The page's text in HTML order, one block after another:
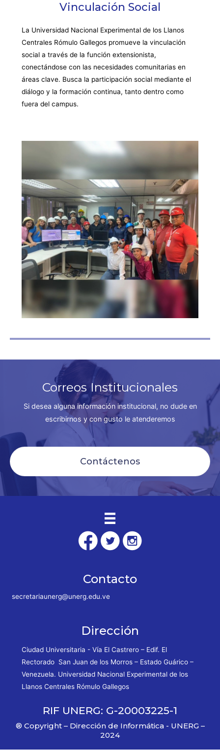
Vinculación Social
La Universidad Nacional Experimental de los Llanos
Centrales Rómulo Gallegos promueve la vinculación
social a través de la función extensionista,
conectándose con las necesidades comunitarias en
áreas clave. Busca la participación social mediante el
diálogo y la formación continua, tanto dentro como
fuera del campus.
Correos Institucionales
Si desea alguna información institucional, no dude en
escribirnos y con gusto le atenderemos
Contáctenos
Contacto
secretariaunerg@unerg.edu.ve
Dirección
Ciudad Universitaria - Vía El Castrero – Edif. El
Rectorado San Juan de los Morros – Estado Guárico –
Venezuela. Universidad Nacional Experimental de los
Llanos Centrales Rómulo Gallegos
RIF UNERG: G-20003225-1
® Copyright – Dirección de Informática - UNERG –
2024